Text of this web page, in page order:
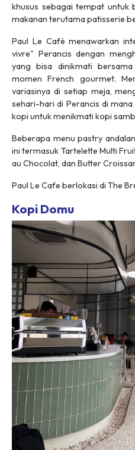
khusus sebagai tempat untuk
makanan terutama patisserie
Paul Le Café menawarkan
vivre" Perancis dengan
yang bisa dinikmati
momen French gourmet.
variasinya di setiap meja,
sehari-hari di Perancis di
kopi untuk menikmati kopi
Beberapa menu pastry
ini termasuk Tartelette Multi
au Chocolat, dan Butter
Paul Le Cafe berlokasi di The
Kopi Domu